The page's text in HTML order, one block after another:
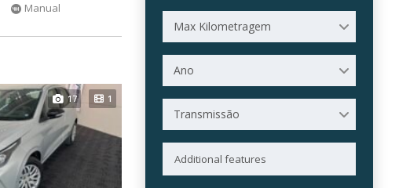
Max Kilometragem
Ano
Transmissão
Manual
17 1